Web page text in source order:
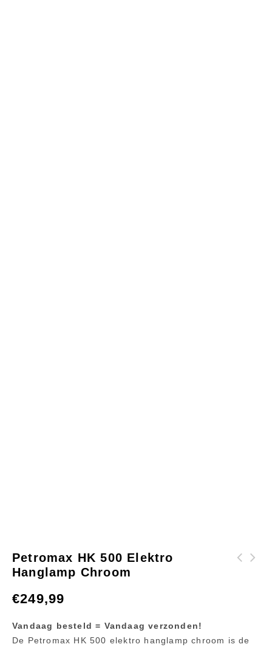
Petromax HK 500 Elektro
Hanglamp Chroom
€249,99
Vandaag besteld = Vandaag verzonden!
De Petromax HK 500 elektro hanglamp chroom is de